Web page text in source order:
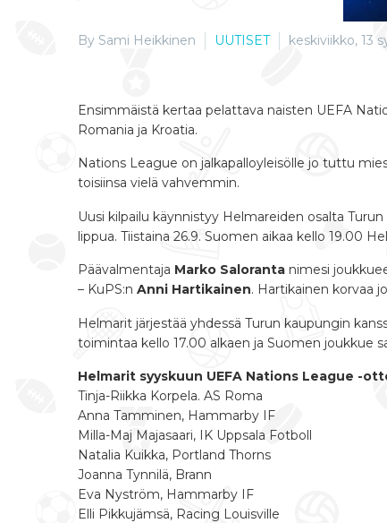
By Sami Heikkinen UUTISET keskiviikko, 13
Ensimmäistä kertaa pelattava naisten UEFA
Romania ja Kroatia.
Nations League on jalkapalloyleisölle jo tuttu
toisiinsa vielä vahvemmin.
Uusi kilpailu käynnistyy Helmareiden osalta Turun
lippua. Tiistaina 26.9. Suomen aikaa kello 19.00
Päävalmentaja Marko Saloranta nimesi
– KuPS:n Anni Hartikainen. Hartikainen korvaa
Helmarit järjestää yhdessä Turun kaupungin
toimintaa kello 17.00 alkaen ja Suomen joukkue
Helmarit syyskuun UEFA Nations League -
Tinja-Riikka Korpela. AS Roma
Anna Tamminen, Hammarby IF
Milla-Maj Majasaari, IK Uppsala Fotboll
Natalia Kuikka, Portland Thorns
Joanna Tynnilä, Brann
Eva Nyström, Hammarby IF
Elli Pikkujämsä, Racing Louisville